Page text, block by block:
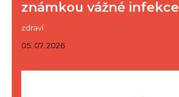
známkou vážné infekce
zdraví
05. 07. 2026